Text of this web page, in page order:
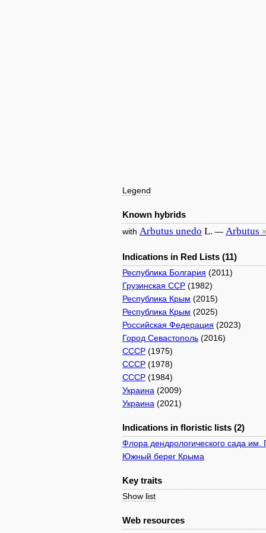
Legend
Known hybrids
with Arbutus unedo L. — Arbutus ×
Indications in Red Lists (11)
Республика Болгария (2011)
Грузинская ССР (1982)
Республика Крым (2015)
Республика Крым (2025)
Российская Федерация (2023)
Город Севастополь (2016)
СССР (1975)
СССР (1978)
СССР (1984)
Украина (2009)
Украина (2021)
Indications in floristic lists (2)
Флора дендрологического сада им.
Южный берег Крыма
Key traits
Show list
Web resources